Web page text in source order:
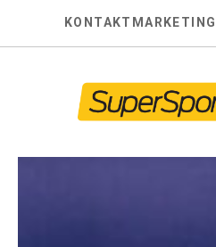
KONTAKT MARKETING